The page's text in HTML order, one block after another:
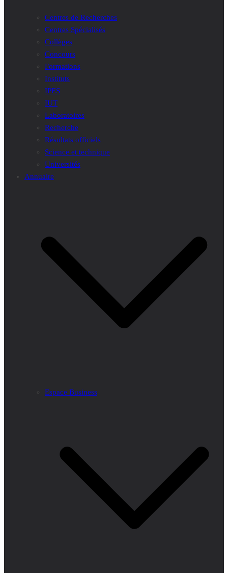
Centres de Recherches
Centres Spécialisés
Collèges
Concours
Formations
Instituts
IPES
IUT
Laboratoires
Recherche
Résultats officiels
Science et technique
Universités
Annuaire
Espace Business